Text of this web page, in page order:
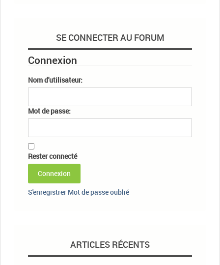
SE CONNECTER AU FORUM
Connexion
Nom d'utilisateur:
Mot de passe:
Rester connecté
Connexion
S'enregistrer Mot de passe oublié
ARTICLES RÉCENTS